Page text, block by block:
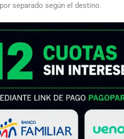
separado según el destino.